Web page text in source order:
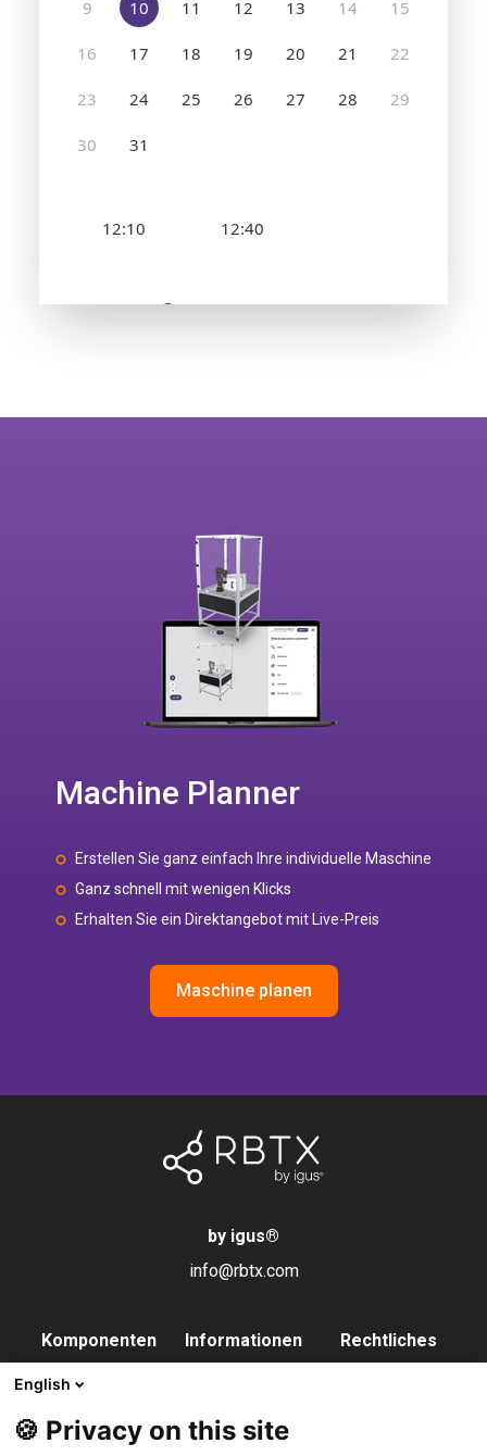
Machine Planner
Erstellen Sie ganz einfach Ihre individuelle Maschine
Ganz schnell mit wenigen Klicks
Erhalten Sie ein Direktangebot mit Live-Preis
Maschine planen
by igus®
info@rbtx.com
Komponenten
Steuerung
Informationen
Partner
Rechtliches
English
🍪 Privacy on this site